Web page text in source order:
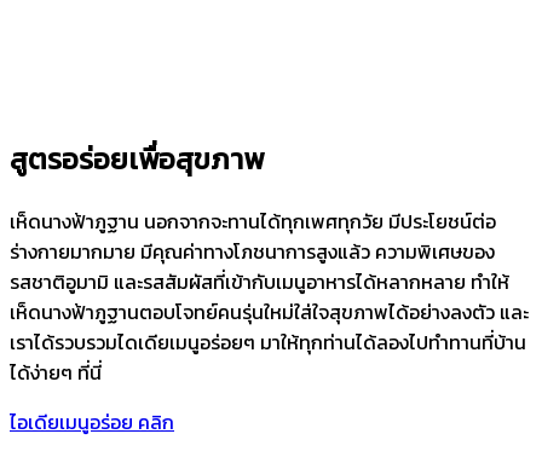
สูตรอร่อยเพื่อสุขภาพ
เห็ดนางฟ้าภูฐาน นอกจากจะทานได้ทุกเพศทุกวัย มีประโยชน์ต่อ
ร่างกายมากมาย มีคุณค่าทางโภชนาการสูงแล้ว ความพิเศษของ
รสชาติอูมามิ และรสสัมผัสที่เข้ากับเมนูอาหารได้หลากหลาย ทำให้
เห็ดนางฟ้าภูฐานตอบโจทย์คนรุ่นใหม่ใส่ใจสุขภาพได้อย่างลงตัว และ
เราได้รวบรวมไดเดียเมนูอร่อยๆ มาให้ทุกท่านได้ลองไปทำทานที่บ้าน
ได้ง่ายๆ ที่นี่
ไอเดียเมนูอร่อย คลิก